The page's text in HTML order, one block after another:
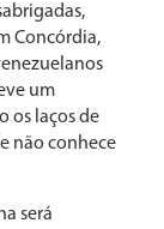
Concórdia,
um
os laços de
não conhece
será